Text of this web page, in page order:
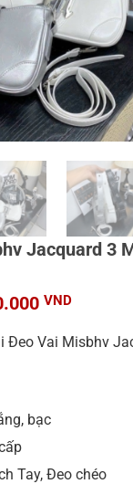
Jacquard 3
VNDGiá
tại
Đeo Vai Misbhv
bạc
Tay, Đeo chéo